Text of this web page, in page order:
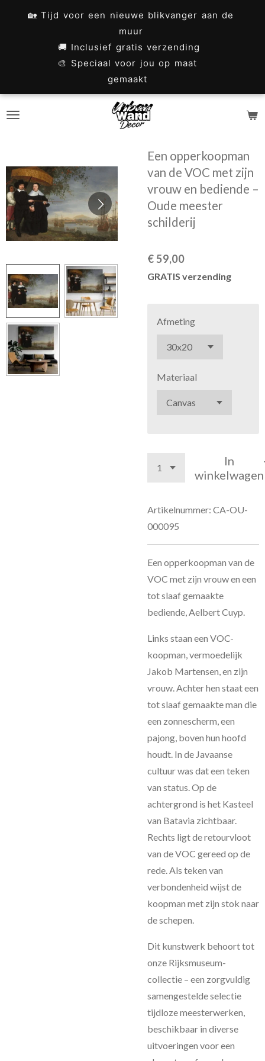
🏡 Tijd voor een nieuwe blikvanger aan de
muur
🚚 Inclusief gratis verzending
🎨 Speciaal voor jou op maat
gemaakt
Een opperkoopman
van de VOC met zijn
vrouw en bediende –
Oude meester
schilderij
€ 59,00
GRATIS verzending
Afmeting
Materiaal
In
winkelwagen
Artikelnummer: CA-OU-
000095
Een opperkoopman van de
VOC met zijn vrouw en een
tot slaaf gemaakte
bediende, Aelbert Cuyp.
Links staan een VOC-
koopman, vermoedelijk
Jakob Martensen, en zijn
vrouw. Achter hen staat een
tot slaaf gemaakte man die
een zonnescherm, een
pajong, boven hun hoofd
houdt. In de Javaanse
cultuur was dat een teken
van status. Op de
achtergrond is het Kasteel
van Batavia zichtbaar.
Rechts ligt de retourvloot
van de VOC gereed op de
rede. Als teken van
verbondenheid wijst de
koopman met zijn stok naar
de schepen.
Dit kunstwerk behoort tot
onze Rijksmuseum-
collectie – een zorgvuldig
samengestelde selectie
tijdloze meesterwerken,
beschikbaar in diverse
uitvoeringen voor een